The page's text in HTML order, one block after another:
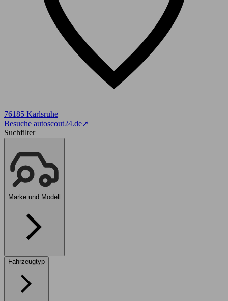
76185 Karlsruhe
Besuche autoscout24.de➚
Suchfilter
Marke und Modell
Fahrzeugtyp